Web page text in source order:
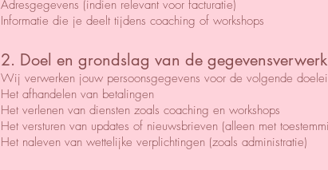
Adresgegevens (indien relevant voor facturatie)
Informatie die je deelt tijdens coaching of workshops
2. Doel en grondslag van de
Wij verwerken jouw persoonsgegevens voor de volgende
Het afhandelen van betalingen
Het verlenen van diensten zoals coaching en workshops
Het versturen van updates of nieuwsbrieven (alleen met
Het naleven van wettelijke verplichtingen (zoals administratie)